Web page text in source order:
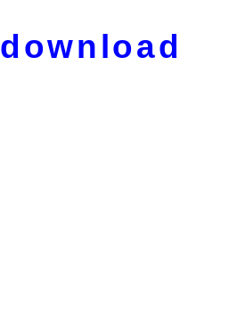
download